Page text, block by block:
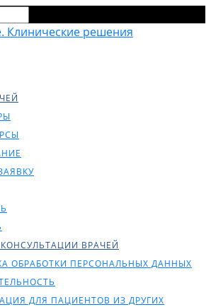
ВРАЧЕЙ
ОБРАБОТКИ ПЕРСОНАЛЬНЫХ ДАННЫХ
ДЛЯ ПАЦИЕНТОВ ИЗ ДРУГИХ